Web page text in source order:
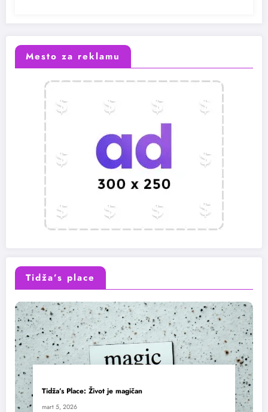
Mesto za reklamu
Tidža’s place
Tidža’s Place: Život je magičan
mart 5, 2026